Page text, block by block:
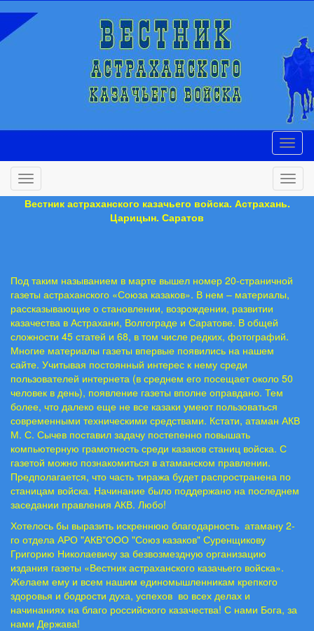
Вестник астраханского казачьего войска. Астрахань.
Царицын. Саратов
Под таким называнием в марте вышел номер 20-страничной
газеты астраханского «Союза казаков». В нем – материалы,
рассказывающие о становлении, возрождении, развитии
казачества в Астрахани, Волгограде и Саратове. В общей
сложности 45 статей и 68, в том числе редких, фотографий.
Многие материалы газеты впервые появились на нашем
сайте. Учитывая постоянный интерес к нему среди
пользователей интернета (в среднем его посещает около 50
человек в день), появление газеты вполне оправдано. Тем
более, что далеко еще не все казаки умеют пользоваться
современными техническими средствами. Кстати, атаман АКВ
М. С. Сычев поставил задачу постепенно повышать
компьютерную грамотность среди казаков станиц войска. С
газетой можно познакомиться в атаманском правлении.
Предполагается, что часть тиража будет распространена по
станицам войска. Начинание было поддержано на последнем
заседании правления АКВ. Любо!
Хотелось бы выразить искреннюю благодарность атаману 2-
го отдела АРО "АКВ"ООО "Союз казаков" Суренщикову
Григорию Николаевичу за безвозмездную организацию
издания газеты «Вестник астраханского казачьего войска».
Желаем ему и всем нашим единомышленникам крепкого
здоровья и бодрости духа, успехов во всех делах и
начинаниях на благо российского казачества! С нами Бога, за
нами Держава!